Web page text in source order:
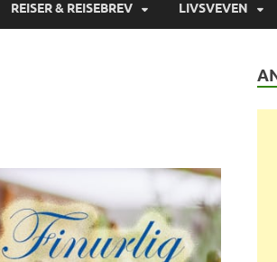
REISER & REISEBREV LIVSVEVEN